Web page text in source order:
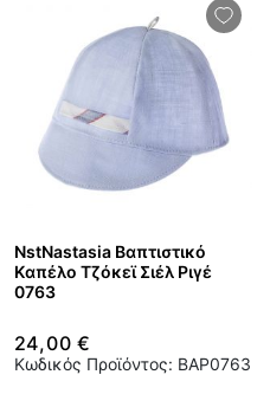
NstNastasia Βαπτιστικό
Kαπέλο Τζόκεϊ Σιέλ Ριγέ
0763
24,00 €
Κωδικός Προϊόντος: BAP0763